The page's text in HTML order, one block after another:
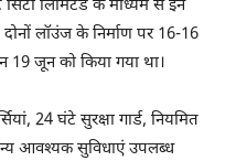
सिटी लिमिटेड के माध्यम से इन
लॉउंज के निर्माण पर 16-16
19 जून को किया गया था।
24 घंटे सुरक्षा गार्ड, नियमित
आवश्यक सुविधाएं उपलब्ध